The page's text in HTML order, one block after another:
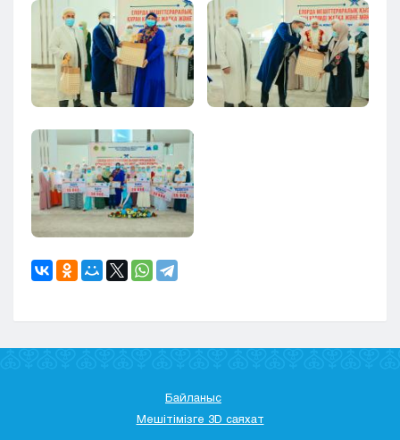
Байланыс
Мешітімізге 3D саяхат